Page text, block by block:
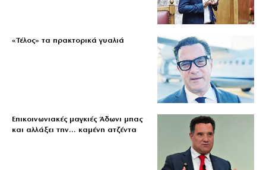
«Τέλος» τα πρακτορικά γυαλιά
Επικοινωνιακές μαγκιές Άδωνι μπας
και αλλάξει την… καμένη ατζέντα